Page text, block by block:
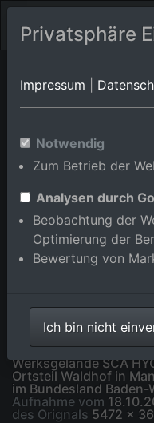
Orts-Album von
Im Shop bestellen
Gebäude und
Werksgelände SCA
Ortsteil Waldhof in
im Bundesland
Aufnahme vom
des Orignals 5472 x
Privatsphäre
Impressum
Notwendig
Zum Betrieb der
Analysen durch
Beobachtung der
Optimierung der
Bewertung von
Ich bin nicht